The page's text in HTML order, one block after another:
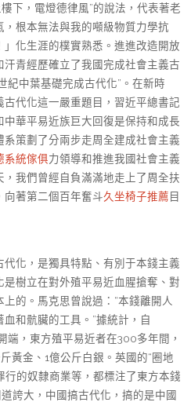
下，電燈德律風”的說法，代表著老
根本無法與我的噸級物質力學抗
化生涯的樸實熟悉。進進改造開放
青經歷確立了我國完成社會主義古
紀中葉基礎完成古代化”。在新時
代化這一嚴重題目，習近平總書記
華平易近族巨大回復是保持和成長
策劃了分兩步走周全建成社會主義
系統傢俱力領導和推進我國社會主義
我們曾經自負滿滿地走上了周全扶
向著第二個百年奮斗久坐椅子推薦目
化，是獨具特點、有別于本錢主義
樹立在對外殖平易近血腥搶奪、對
的。馬克思曾說過：“本錢離開人
和骯臟的工具。”據統計，自
端，東方殖平易近者在300多年間，
黃金、1億公斤白銀。英國的“圈地
行的奴隸商業等，都標注了東方本錢
誇大，中國搞古代化，搞的是中國